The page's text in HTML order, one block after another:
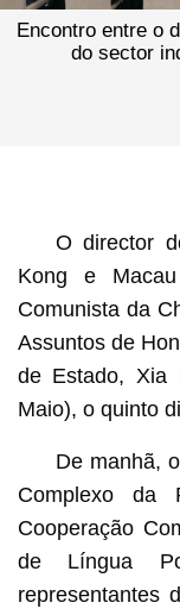
Encontro entre o
do sector
O director
Kong e
Comunista da
Assuntos de
de Estado, Xia
Maio), o quinto
De manhã,
Complexo da
Cooperação
de Língua
representantes